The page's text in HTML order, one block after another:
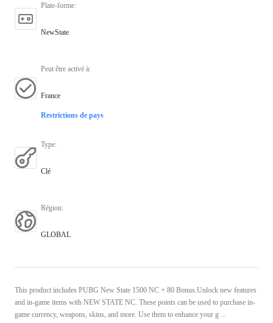
Plate-forme:
NewState
Peut être activé à:
France
Restrictions de pays
Type:
Clé
Région:
GLOBAL
This product includes PUBG New State 1500 NC + 80 Bonus.Unlock new features
and in-game items with NEW STATE NC. These points can be used to purchase in-
game currency, weapons, skins, and more. Use them to enhance your g ...